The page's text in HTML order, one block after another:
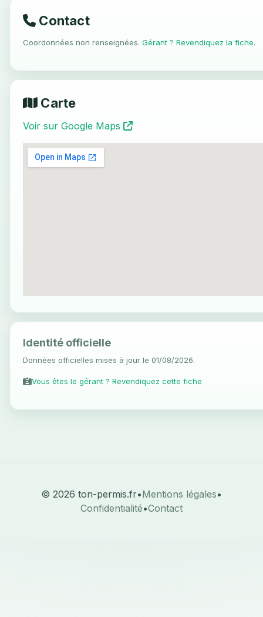
Contact
Coordonnées non renseignées. Gérant ? Revendiquez la fiche.
Carte
Voir sur Google Maps
Identité officielle
Données officielles mises à jour le 01/08/2026.
Vous êtes le gérant ? Revendiquez cette fiche
© 2026 ton-permis.fr•Mentions légales•
Confidentialité•Contact